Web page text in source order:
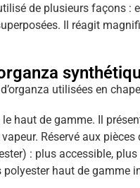
de plusieurs façons
Il réagit
utilisées en
le haut de gamme. Il
Réservé aux
: plus accessible,
haut de gamme